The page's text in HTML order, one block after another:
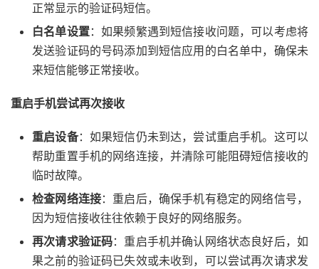
正常显示的验证码短信。
白名单设置：如果频繁遇到短信接收问题，可以考虑将
发送验证码的号码添加到短信应用的白名单中，确保未
来短信能够正常接收。
重启手机尝试再次接收
重启设备：如果短信仍未到达，尝试重启手机。这可以
帮助重置手机的网络连接，并清除可能阻碍短信接收的
临时故障。
检查网络连接：重启后，确保手机有稳定的网络信号，
因为短信接收往往依赖于良好的网络服务。
再次请求验证码：重启手机并确认网络状态良好后，如
果之前的验证码已失效或未收到，可以尝试再次请求发